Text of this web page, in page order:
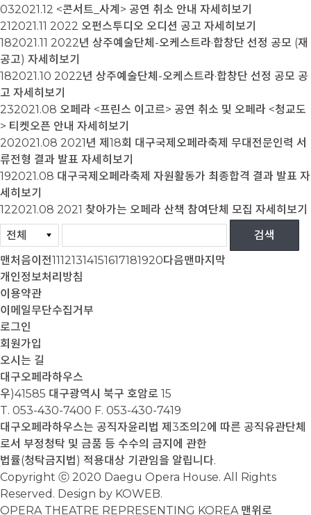
032021.12 <콘서트_사계> 공연 취소 안내 자세히보기
212021.11 2022 오펀스투디오 오디션 공고 자세히보기
182021.11 2022년 상주예술단체-오케스트라·합창단 선정 공모 (재
공고) 자세히보기
182021.10 2022년 상주예술단체-오케스트라·합창단 선정 공모 공
고 자세히보기
232021.08 오페라 <프린스 이고르> 공연 취소 및 오페라 <청교도
> 티켓오픈 안내 자세히보기
202021.08 2021년 제18회 대구국제오페라축제 무대전문인력 서
류전형 결과 발표 자세히보기
192021.08 대구국제오페라축제 자원활동가 최종합격 결과 발표 자
세히보기
122021.08 2021 찾아가는 오페라 산책 참여단체 모집 자세히보기
맨처음이전11121314151617181920다음맨마지막
개인정보처리방침
이용약관
이메일무단수집거부
로그인
회원가입
오시는 길
대구오페라하우스
우)41585 대구광역시 북구 호암로 15
T. 053-430-7400 F. 053-430-7419
대구오페라하우스는 공직자윤리법 제3조의2에 따른 공직유관단체
로서 부정청탁 및 금품 등 수수의 금지에 관한
법률(청탁금지법) 적용대상 기관임을 알립니다.
Copyright ⓒ 2020 Daegu Opera House. All Rights
Reserved. Design by KOWEB.
OPERA THEATRE REPRESENTING KOREA 맨위로